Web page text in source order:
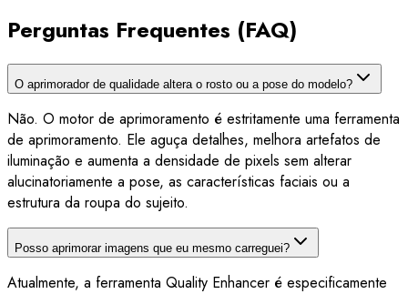
Perguntas Frequentes (FAQ)
O aprimorador de qualidade altera o rosto ou a pose do modelo?
Não. O motor de aprimoramento é estritamente uma ferramenta
de aprimoramento. Ele aguça detalhes, melhora artefatos de
iluminação e aumenta a densidade de pixels sem alterar
alucinatoriamente a pose, as características faciais ou a
estrutura da roupa do sujeito.
Posso aprimorar imagens que eu mesmo carreguei?
Atualmente, a ferramenta Quality Enhancer é especificamente